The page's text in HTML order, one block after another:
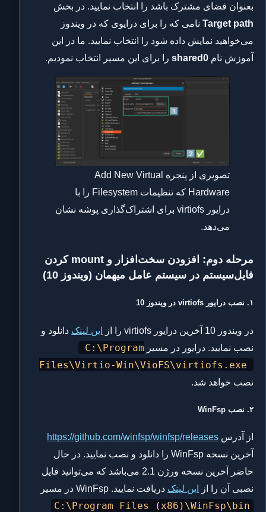
بعنوان فضای مشترک باشد را انتخاب نمایید. در بخش
Target path نامی که را برای درایوی که در ویندوز
می‌خواهید نمایش داده شود را انتخاب نمایید. ما در این
آموزش نام shared0 را برای این مسیر انتخاب نمودیم.
تصویری از پنجره Add New Virtual
Hardware که تنظیمات Filesystem را با
درایور virtiofs برای اشتراک‌گذاری پوشه نشان
می‌دهد.
مرحله دوم: افزودن سخت‌افزار و mount
کردن
فایل‌سیستم در سیستم عامل میهمان (ویندوز 10)
۱. نصب درایور virtiofs در ویندوز 10
در ویندوز 10 آخرین درایور virtiofs را از این لینک دانلود و
نصب نمایید. درایور در مسیر C:\Program
Files\Virtio-Win\VioFS\virtiofs.exe
نصب خواهد شد.
۲. نصب WinFsp
از آدرس https://github.com/winfsp/winfsp/releases
آخرین نسخه WinFsp را دانلود و نصب نمایید. در حال
حاضر آخرین نسخه ورژن 2.1 می‌باشد که می‌توانید فایل
نصبی آن را از
این لینک دریافت نمایید. WinFsp در مسیر
C:\Program Files (x86)\WinFsp\bin